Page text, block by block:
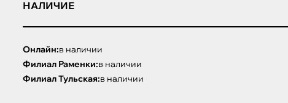
НАЛИЧИЕ
Онлайн:в наличии
Филиал Раменки:в наличии
Филиал Тульская:в наличии